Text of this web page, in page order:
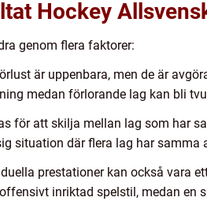
Hockey
genom flera faktorer:
är uppenbara, men de är
medan förlorande lag kan bli
för att skilja mellan lag som har
situation där flera lag har samma
prestationer kan också vara
inriktad spelstil, medan en